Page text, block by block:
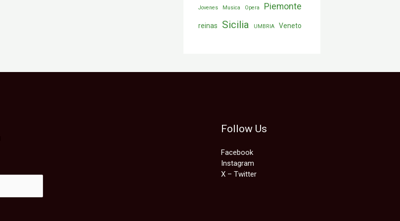
Jovenes Musica Opera Piemonte
reinas Sicilia UMBRIA Veneto
Follow Us
Facebook
Instagram
X – Twitter